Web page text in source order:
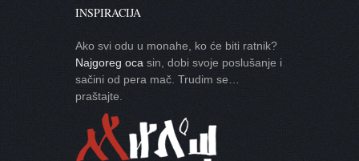
INSPIRACIJA
Ako svi odu u monahe, ko će biti ratnik?
Najgoreg oca sin, dobi svoje poslušanje i
sačini od pera mač. Trudim se…
praštajte.